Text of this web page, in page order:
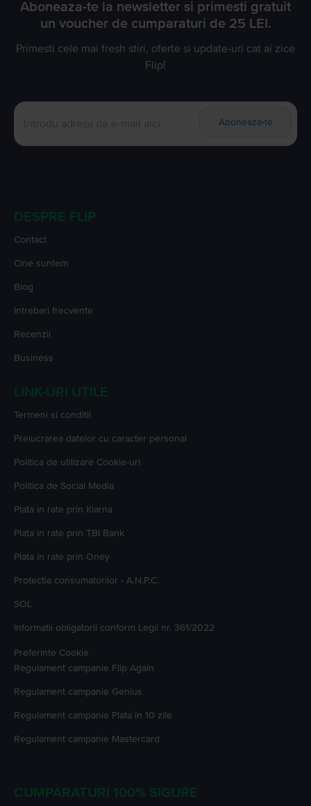
Aboneaza-te la newsletter si primesti gratuit
un voucher de cumparaturi de 25 LEI.
Primesti cele mai fresh stiri, oferte si update-uri cat ai zice
Flip!
Aboneaza-te
DESPRE FLIP
Contact
Cine suntem
Blog
Intrebari frecvente
Recenzii
Business
LINK-URI UTILE
Termeni si conditii
Prelucrarea datelor cu caracter personal
Politica de utilizare Cookie-uri
Politica de Social Media
Plata in rate prin Klarna
Plata in rate prin TBI Bank
Plata in rate prin Oney
Protectia consumatorilor - A.N.P.C.
SOL
Informatii obligatorii conform Legii nr. 361/2022
Preferinte Cookie
Regulament campanie Flip Again
Regulament campanie Genius
Regulament campanie Plata în 10 zile
Regulament campanie Mastercard
CUMPARATURI 100% SIGURE